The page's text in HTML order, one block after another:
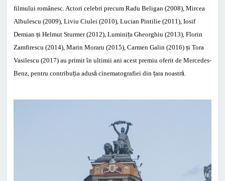
filmului românesc. Actori celebri precum Radu Beligan (2008), Mircea
Albulescu (2009), Liviu Ciulei (2010), Lucian Pintilie (2011), Iosif
Demian și Helmut Sturmer (2012), Luminița Gheorghiu (2013), Florin
Zamfirescu (2014), Marin Moraru (2015), Carmen Galin (2016) și Tora
Vasilescu (2017) au primit în ultimii ani acest premiu oferit de Mercedes-
Benz, pentru contribuția adusăcinematografiei din țara noastră.